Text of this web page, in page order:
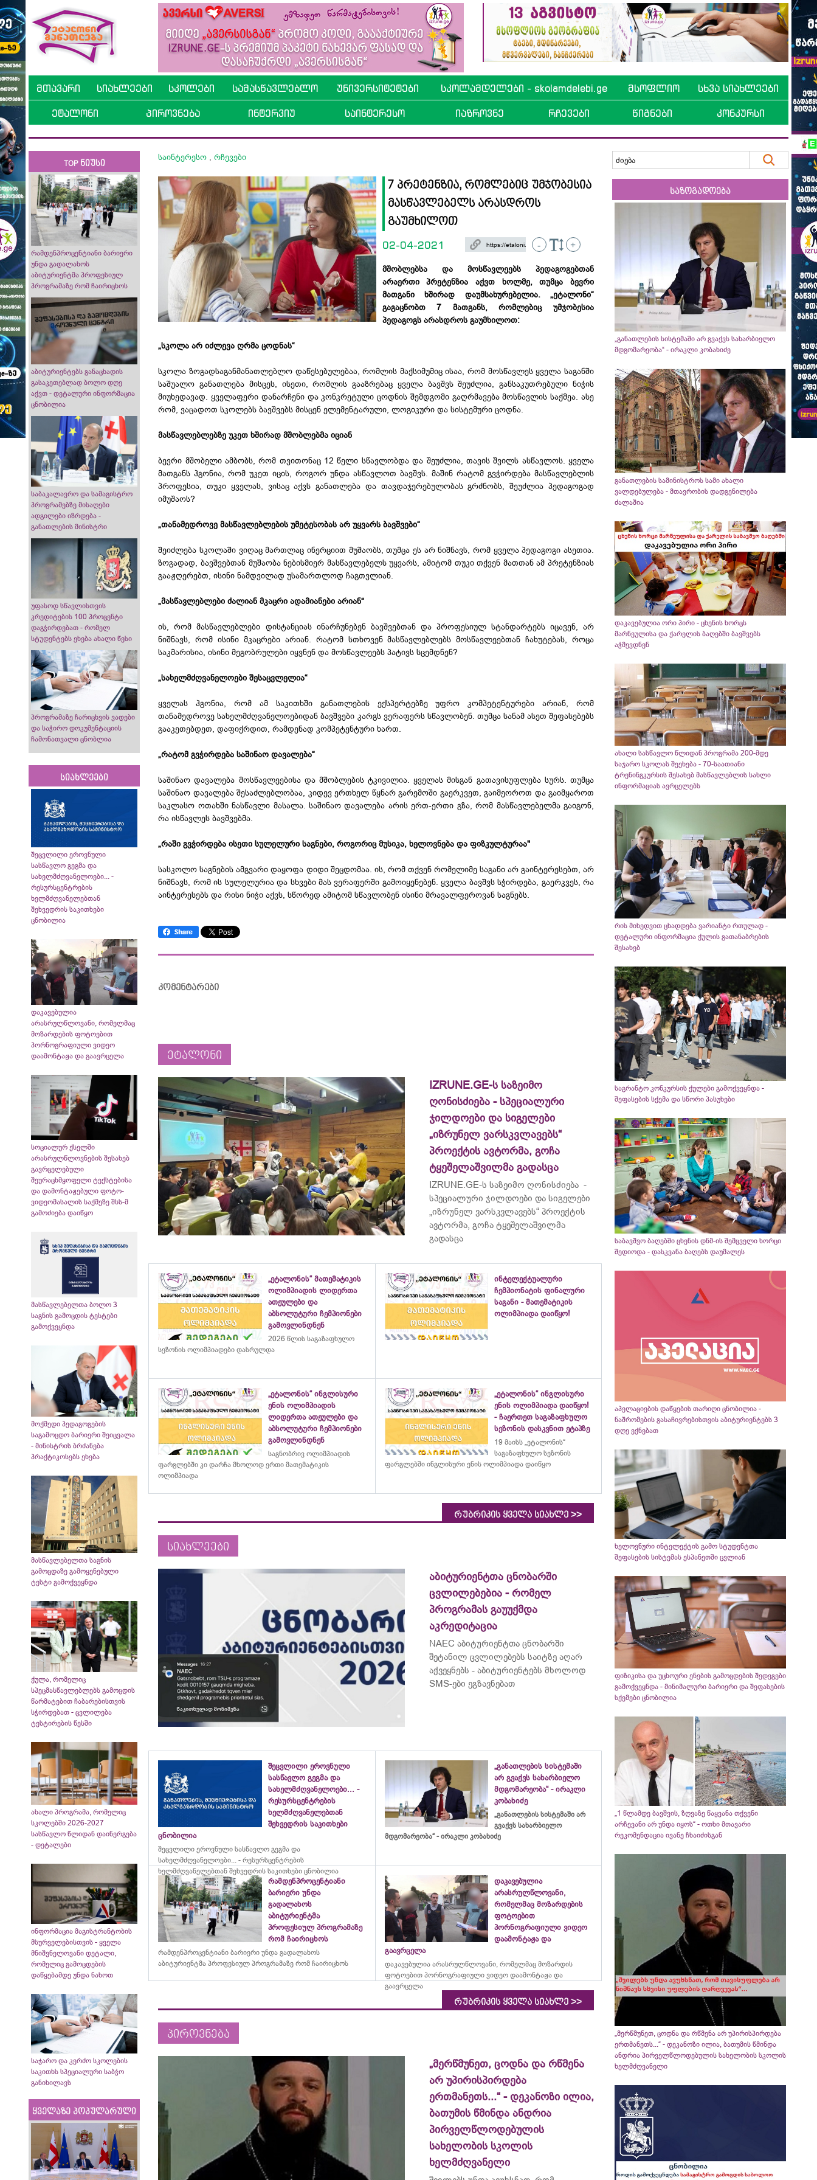
მთავარი სიახლეები სკოლები სამასწავლებლო უნივერსიტეტები სკოლამდელები - skolamdelebi.ge მსოფლიო სხვა სიახლეები
ეტალონი პიროვნება ინტერვიუ საინტერესო იაზროვნე რჩევები წიგნები კონკურსი
TOP ნიუსი
რამდენპროცენტიანი ბარიერი
უნდა გადალახოს
აბიტურიენტმა პროფესიულ
პროგრამაზე რომ ჩაირიცხოს
აბიტურიენტებს განაცხადის
გასაკეთებლად ბოლო დღე
აქვთ - დეტალური ინფორმაცია
ცნობილია
საბაკალავრო და სამაგისტრო
პროგრამებზე მისაღები
ადგილები იზრდება -
განათლების მინისტრი
უფასოდ სწავლისთვის
კრედიტების 100 პროცენტი
დაგჭირდებათ - რომელ
სტუდენტებს ეხება ახალი წესი
პროგრამაზე ჩარიცხვის ვადები
და საჭირო დოკუმენტაციის
ჩამონათვალი ცნობლია
სიახლეები
შეცვლილი ეროვნული
სასწავლო გეგმა და
სახელმძღვანელოები... -
რესურსცენტრების
ხელმძღვანელებთან
შეხვედრის საკითხები
ცნობილია
დაკავებულია
არასრულწლოვანი, რომელმაც
მოზარდების ფოტოებით
პორნოგრაფიული ვიდეო
დაამონტაჟა და გაავრცელა
სოციალურ ქსელში
არასრულწლოვნების შესახებ
გავრცელებული
შეურაცხმყოფელი ტექსტებისა
და დამონტაჟებული ფოტო-
ვიდეომასალის საქმეზე შსს-მ
გამოძიება დაიწყო
მასწავლებელთა ბოლო 3
საგნის გამოცდის ტესტები
გამოქვეყნდა
მოქმედი პედაგოგების
საგამოცდო ბარიერი შეიცვალა
- მინისტრის ბრძანება
პრაქტიკოსებს ეხება
მასწავლებელთა საგნის
გამოცდაზე გამოყენებული
ტესტი გამოქვეყნდა
ქულა, რომელიც
სპეცმასწავლებლებს გამოცდის
წარმატებით ჩაბარებისთვის
სჭირდებათ - ცვლილება
ტესტირების წესში
ახალი პროგრამა, რომელიც
სკოლებში 2026-2027
სასწავლო წლიდან დაინერგება
- დეტალები
ინფორმაცია მაგისტრანტობის
მსურველებისთვის - ყველა
მნიშვნელოვანი დეტალი,
რომელიც გამოცდების
დაწყებამდე უნდა ნახოთ
საჯარო და კერძო სკოლების
საკითხს სპეციალური საბჭო
განიხილავს
ყველაზე პოპულარული
საინტერესო ,რჩევები
7 პრეტენზია, რომლებიც უმჯობესია
მასწავლებელს არასდროს
გაუმხილოთ
02-04-2021 - +
მშობლებსა და მოსწავლეებს პედაგოგებთან
არაერთი პრეტენზია აქვთ ხოლმე, თუმცა ბევრი
მათგანი ხშირად დაუმსახურებელია. „ეტალონი“
გაგაცნობთ 7 მათგანს, რომლებიც უმჯობესია
პედაგოგს არასდროს გაუმხილოთ:
„სკოლა არ იძლევა ღრმა ცოდნას“
სკოლა ზოგადსაგანმანათლებლო დაწესებულებაა, რომლის მაქსიმუმიც ისაა, რომ მოსწავლეს ყველა საგანში
საშუალო განათლება მისცეს, ისეთი, რომლის გააზრებაც ყველა ბავშვს შეუძლია, განსაკუთრებული ნიჭის
მიუხედავად. ყველაფერი დანარჩენი და კონკრეტული ცოდნის შემდგომი გაღრმავება მოსწავლის საქმეა. ასე
რომ, ვაცადოთ სკოლებს ბავშვებს მისცენ ელემენტარული, ლოგიკური და სისტემური ცოდნა.
მასწავლებლებზე უკეთ ხშირად მშობლებმა იციან
ბევრი მშობელი ამბობს, რომ თვითონაც 12 წელი სწავლობდა და შეუძლია, თავის შვილს ასწავლოს. ყველა
მათგანს ჰგონია, რომ უკეთ იცის, როგორ უნდა ასწავლოთ ბავშვს. მაშინ რატომ გვჭირდება მასწავლებლის
პროფესია, თუკი ყველას, ვისაც აქვს განათლება და თავდაჯერებულობას გრძნობს, შეუძლია პედაგოგად
იმუშაოს?
„თანამედროვე მასწავლებლების უმეტესობას არ უყვარს ბავშვები“
შეიძლება სკოლაში ვიღაც მართლაც ინერციით მუშაობს, თუმცა ეს არ ნიშნავს, რომ ყველა პედაგოგი ასეთია.
ზოგადად, ბავშვებთან მუშაობა ნებისმიერ მასწავლებელს უყვარს, ამიტომ თუკი თქვენ მათთან ამ პრეტენზიას
გააჟღერებთ, ისინი ნამდვილად უსამართლოდ ჩაგთვლიან.
„მასწავლებლები ძალიან მკაცრი ადამიანები არიან“
ის, რომ მასწავლებლები დისტანციას ინარჩუნებენ ბავშვებთან და პროფესიულ სტანდარტებს იცავენ, არ
ნიშნავს, რომ ისინი მკაცრები არიან. რატომ სთხოვენ მასწავლებლებს მოსწავლეებთან ჩახუტებას, როცა
საკმარისია, ისინი მეგობრულები იყვნენ და მოსწავლეებს პატივს სცემდნენ?
„სახელმძღვანელოები შესაცვლელია“
ყველას ჰგონია, რომ ამ საკითხში განათლების ექსპერტებზე უფრო კომპეტენტურები არიან, რომ
თანამედროვე სახელმძღვანელოებიდან ბავშვები კარგს ვერაფერს სწავლობენ. თუმცა სანამ ასეთ შეფასებებს
გააკეთებდეთ, დაფიქრდით, რამდენად კომპეტენტური ხართ.
„რატომ გვჭირდება საშინაო დავალება“
საშინაო დავალება მოსწავლეებისა და მშობლების ტკივილია. ყველას მისგან გათავისუფლება სურს. თუმცა
საშინაო დავალება შესაძლებლობაა, კიდევ ერთხელ წყნარ გარემოში გაერკვეთ, გაიმეოროთ და გაიმყაროთ
საკლასო ოთახში ნასწავლი მასალა. საშინაო დავალება არის ერთ-ერთი გზა, რომ მასწავლებელმა გაიგონ,
რა ისწავლეს ბავშვებმა.
„რაში გვჭირდება ისეთი სულელური საგნები, როგორიც მუსიკა, ხელოვნება და ფიზკულტურაა"
სასკოლო საგნების ამგვარი დაყოფა დიდი შეცდომაა. ის, რომ თქვენ რომელიმე საგანი არ გაინტერესებთ, არ
ნიშნავს, რომ ის სულელურია და სხვები მას ვერაფერში გამოიყენებენ. ყველა ბავშვს სჭირდება, გაერკვეს, რა
აინტერესებს და რისი ნიჭი აქვს, სწორედ ამიტომ სწავლობენ ისინი მრავალფეროვან საგნებს.
კომენტარები
ეტალონი
IZRUNE.GE-ს საზეიმო
ღონისძიება - სპეციალური
ჯილდოები და სიგელები
„იზრუნელ ვარსკვლავებს“
პროექტის ავტორმა, გოჩა
ტყეშელაშვილმა გადასცა
IZRUNE.GE-ს საზეიმო ღონისძიება -
სპეციალური ჯილდოები და სიგელები
„იზრუნელ ვარსკვლავებს“ პროექტის
ავტორმა, გოჩა ტყეშელაშვილმა
გადასცა
„ეტალონის“ მათემატიკის
ოლიმპიადის ლიდერთა
ათეულები და
აბსოლუტური ჩემპიონები
გამოვლინდნენ
2026 წლის საგაზაფხულო
სეზონის ოლიმპიადები დასრულდა
ინტელექტუალური
ჩემპიონატის ფინალური
საგანი - მათემატიკის
ოლიმპიადა დაიწყო!
„ეტალონის“ ინგლისური
ენის ოლიმპიადის
ლიდერთა ათეულები და
აბსოლუტური ჩემპიონები
გამოვლინდნენ
საგნობრივ ოლიმპიადის
ფარგლებში კი დარჩა მხოლოდ ერთი მათემატიკის
ოლიმპიადა
„ეტალონის“ ინგლისური
ენის ოლიმპიადა დაიწყო!
- ჩაერთეთ საგაზაფხულო
სეზონის დასკვნით ეტაპზე
19 მაისს „ეტალონის“
საგაზაფხულო სეზონის
ფარგლებში ინგლისური ენის ოლიმპიადა დაიწყო
რუბრიკის ყველა სიახლე >>
სიახლეები
აბიტურიენტთა ცნობარში
ცვლილებებია - რომელ
პროგრამას გაუუქმდა
აკრედიტაცია
NAEC აბიტურიენტთა ცნობარში
შეტანილ ცვლილებებს საიტზე აღარ
აქვეყნებს - აბიტურიენტებს მხოლოდ
SMS-ები ეგზავნებათ
შეცვლილი ეროვნული
სასწავლო გეგმა და
სახელმძღვანელოები... -
რესურსცენტრების
ხელმძღვანელებთან
შეხვედრის საკითხები
ცნობილია
შეცვლილი ეროვნული სასწავლო გეგმა და
სახელმძღვანელოები... - რესურსცენტრების
ხელმძღვანელებთან შეხვედრის საკითხები ცნობილია
„განათლების სისტემაში
არ გვაქვს სახარბიელო
მდგომარეობა“ - ირაკლი
კობახიძე
„განათლების სისტემაში არ
გვაქვს სახარბიელო
მდგომარეობა“ - ირაკლი კობახიძე
რამდენპროცენტიანი
ბარიერი უნდა
გადალახოს
აბიტურიენტმა
პროფესიულ პროგრამაზე
რომ ჩაირიცხოს
რამდენპროცენტიანი ბარიერი უნდა გადალახოს
აბიტურიენტმა პროფესიულ პროგრამაზე რომ ჩაირიცხოს
დაკავებულია
არასრულწლოვანი,
რომელმაც მოზარდების
ფოტოებით
პორნოგრაფიული ვიდეო
დაამონტაჟა და
გაავრცელა
დაკავებულია არასრულწლოვანი, რომელმაც მოზარდის
ფოტოებით პორნოგრაფიული ვიდეო დაამონტაჟა და
გაავრცელა
რუბრიკის ყველა სიახლე >>
პიროვნება
„მერწმუნეთ, ცოდნა და რწმენა
არ უპირისპირდება
ერთმანეთს...“ - დეკანოზი ილია,
ბათუმის წმინდა ანდრია
პირველწლოდებულის
სახელობის სკოლის
ხელმძღვანელი
საზოგადოება
„განათლების სისტემაში არ გვაქვს სახარბიელო
მდგომარეობა“ - ირაკლი კობახიძე
განათლების სამინისტროს სამი ახალი
ვალდებულება - მთავრობის დადგენილება
ძალაშია
დაკავებულია ორი პირი - ცხენის ხორცს
მარნეულისა და ქარელის ბაღებში ბავშვებს
აჭმევდნენ
ახალი სასწავლო წლიდან პროგრამა 200-მდე
საჯარო სკოლას შეეხება - 70-საათიანი
ტრენინგკურსის შესახებ მასწავლებლის სახლი
ინფორმაციას ავრცელებს
რის მიხედვით ცხადდება ვარიანტი რთულად -
დეტალური ინფორმაცია ქულის გათანაბრების
შესახებ
საგრანტო კონკურსის ქულები გამოქვეყნდა -
შეფასების სქემა და სწორი პასუხები
საბავშვო ბაღებში ცხენის დნმ-ის შემცველი ხორცი
შედიოდა - დასკვანა ბაღებს დაუმალეს
აპელაციების დაწყების თარიღი ცნობილია -
ნაშრომების გასაჩივრებისთვის აბიტურიენტებს 3
დღე ექნებათ
ხელოვნური ინტელექტის გამო სტუდენტთა
შეფასების სისტემას ესპანეთში ცვლიან
ფიზიკისა და უცხოური ენების გამოცდების შედეგები
გამოქვეყნდა - მინიმალური ბარიერი და შეფასების
სქემები ცნობილია
„1 წლამდე ბავშვის, ზღვაზე წაყვანა თქვენი
არჩევანი არ უნდა იყოს“ - ოთხი მთავარი
რეკომენდაცია ივანე ჩხაიძისგან
„მერწმუნეთ, ცოდნა და რწმენა არ უპირისპირდება
ერთმანეთს...“ - დეკანოზი ილია, ბათუმის წმინდა
ანდრია პირველწლოდებულის სახელობის სკოლის
ხელმძღვანელი